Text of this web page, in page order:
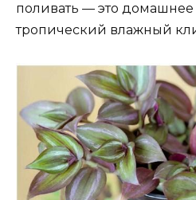
поливать — это
тропический влажный